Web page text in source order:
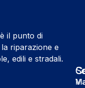
il punto di
riparazione e
edili e stradali.